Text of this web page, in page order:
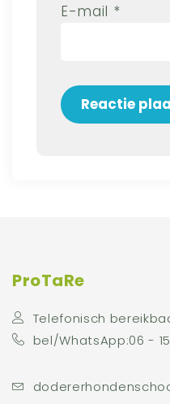
E-mail *
ProTaRe
Telefonisch
bel/WhatsApp:06 - 15